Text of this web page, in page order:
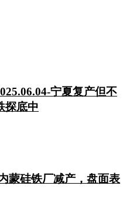
宁夏复产但不
探底中
蒙硅铁厂减产，盘面表